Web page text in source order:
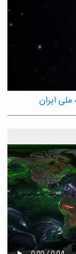
ایران